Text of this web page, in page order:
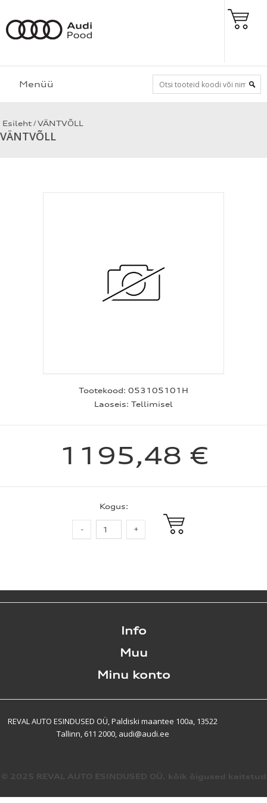
Menüü
Esileht / VÄNTVÕLL
VÄNTVÕLL
Tootekood: 053105101H
Laoseis: Tellimisel
1195,48 €
Kogus:
Info
Muu
Minu konto
REVAL AUTO ESINDUSED OÜ, Paldiski maantee 100a, 13522
Tallinn, 611 2000, audi@audi.ee
© 2025 REVAL AUTO ESINDUSED OÜ. kõik õigused kaitstud